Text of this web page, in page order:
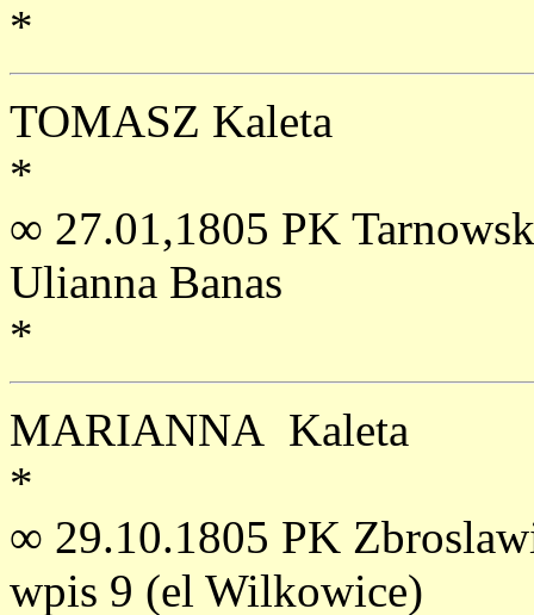
*
TOMASZ Kaleta
*
∞ 27.01,1805 PK
Ulianna Banas
*
MARIANNA Kaleta
*
∞ 29.10.1805 PK
wpis 9 (el Wilkowice)